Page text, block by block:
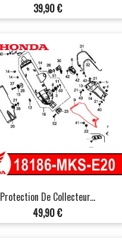
Prix
39,90 €
Protection De Collecteur...
Prix
49,90 €